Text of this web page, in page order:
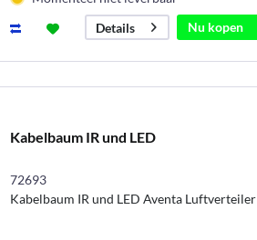
Details
Nu kopen
Kabelbaum IR und LED
72693
Kabelbaum IR und LED Aventa Luftverteiler